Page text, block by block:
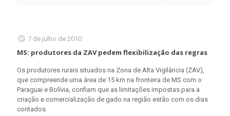
7 de julho de 2010
MS: produtores da ZAV pedem flexibilização das regras
Os produtores rurais situados na Zona de Alta Vigilância (ZAV),
que compreende uma área de 15 km na fronteira de MS com o
Paraguai e Bolívia, confiam que as limitações impostas para a
criação e comercialização de gado na região estão com os dias
contados.